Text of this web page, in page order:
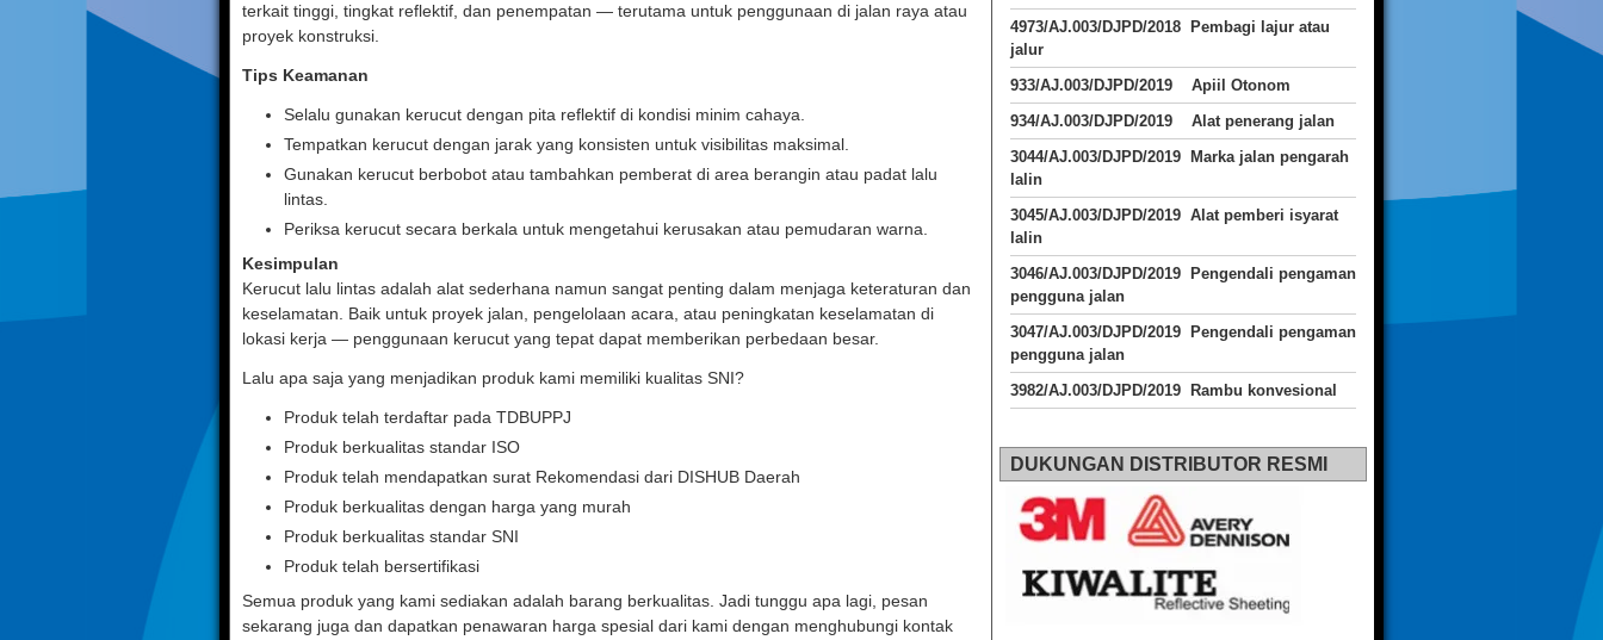
terkait tinggi, tingkat reflektif, dan penempatan — terutama untuk penggunaan di jalan raya atau
proyek konstruksi.
Tips Keamanan
Selalu gunakan kerucut dengan pita reflektif di kondisi minim cahaya.
Tempatkan kerucut dengan jarak yang konsisten untuk visibilitas maksimal.
Gunakan kerucut berbobot atau tambahkan pemberat di area berangin atau padat lalu
lintas.
Periksa kerucut secara berkala untuk mengetahui kerusakan atau pemudaran warna.
Kesimpulan
Kerucut lalu lintas adalah alat sederhana namun sangat penting dalam menjaga keteraturan dan
keselamatan. Baik untuk proyek jalan, pengelolaan acara, atau peningkatan keselamatan di
lokasi kerja — penggunaan kerucut yang tepat dapat memberikan perbedaan besar.
Lalu apa saja yang menjadikan produk kami memiliki kualitas SNI?
Produk telah terdaftar pada TDBUPPJ
Produk berkualitas standar ISO
Produk telah mendapatkan surat Rekomendasi dari DISHUB Daerah
Produk berkualitas dengan harga yang murah
Produk berkualitas standar SNI
Produk telah bersertifikasi
Semua produk yang kami sediakan adalah barang berkualitas. Jadi tunggu apa lagi, pesan
sekarang juga dan dapatkan penawaran harga spesial dari kami dengan menghubungi kontak
4973/AJ.003/DJPD/2018
Pembagi lajur atau
jalur
933/AJ.003/DJPD/2019 Apiil Otonom
934/AJ.003/DJPD/2019 Alat penerang jalan
3044/AJ.003/DJPD/2019 Marka jalan pengarah
lalin
3045/AJ.003/DJPD/2019 Alat pemberi isyarat
lalin
3046/AJ.003/DJPD/2019 Pengendali pengaman
pengguna jalan
3047/AJ.003/DJPD/2019 Pengendali pengaman
pengguna jalan
3982/AJ.003/DJPD/2019 Rambu konvesional
DUKUNGAN DISTRIBUTOR RESMI